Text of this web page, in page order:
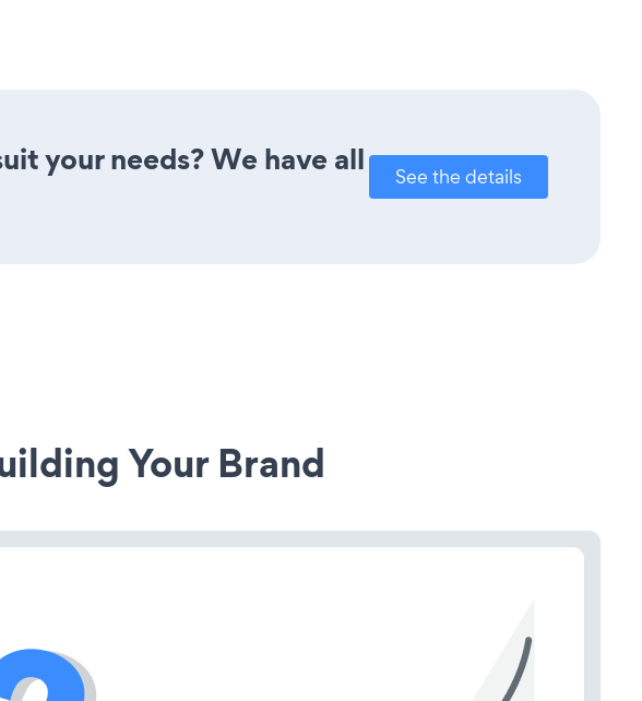
your needs? We have all
See the details
Your Brand